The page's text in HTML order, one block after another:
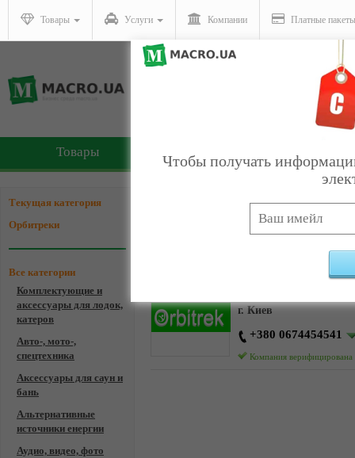
Товары Услуги Компании Платные пакеты
Товары
Текущая категория
Орбитреки
Все категории
Комплектующие и
аксессуары для лодок,
катеров
Авто-, мото-,
спецтехника
Аксессуары для саун и
бань
Альтернативные
источники енергии
Аудио, видео, фото
Компании - Орбитреки
г. Киев
+380 0674454541
Компания верифицирована
Чтобы получать